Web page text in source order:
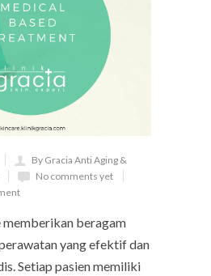
By Gracia Anti Aging &
No comments yet
memberikan beragam
yang efektif dan
Setiap pasien memiliki